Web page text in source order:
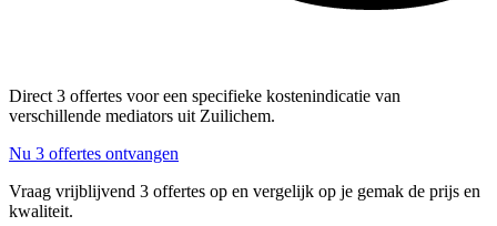
Direct 3 offertes voor een specifieke kostenindicatie van
verschillende mediators uit Zuilichem.
Nu 3 offertes ontvangen
Vraag vrijblijvend 3 offertes op en vergelijk op je gemak de prijs en
kwaliteit.